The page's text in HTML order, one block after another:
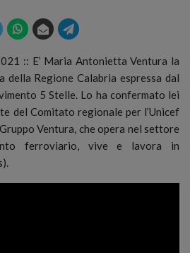
:: E’ Maria Antonietta Ventura la
della Regione Calabria espressa dal
5 Stelle. Lo ha confermato lei
del Comitato regionale per l’Unicef
Ventura, che opera nel settore
ferroviario, vive e lavora in